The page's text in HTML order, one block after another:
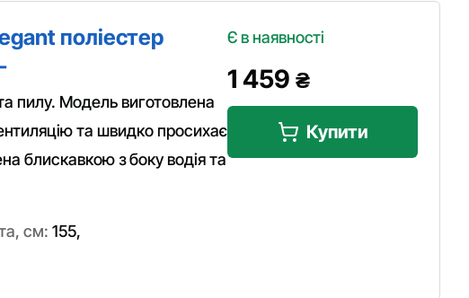
поліестер
пилу. Модель виготовлена
та швидко просихає
блискавкою з боку водія та
см: 155,
Є в наявності
1 459 ₴
Купити